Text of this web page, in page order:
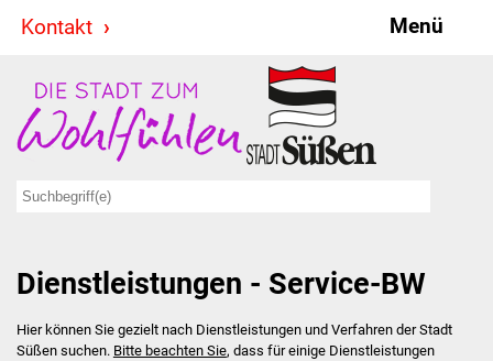
Kontakt Menü
Stadt & Politik
Bürgermeister
Ausschüsse
Ratsinformationssystem
Dienstleistungen - Service-BW
Hier können Sie gezielt nach Dienstleistungen und Verfahren der Stadt
Süßen suchen. Bitte beachten Sie, dass für einige Dienstleistungen